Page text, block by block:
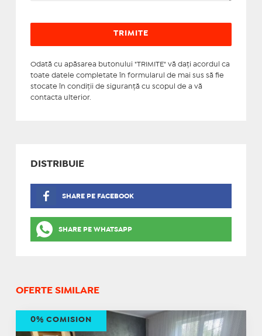
Odată cu apăsarea butonului "TRIMITE" vă daţi acordul ca
toate datele completate în formularul de mai sus să fie
stocate în condiţii de siguranţă cu scopul de a vă
contacta ulterior.
DISTRIBUIE
SHARE PE FACEBOOK
SHARE PE WHATSAPP
OFERTE SIMILARE
0% COMISION